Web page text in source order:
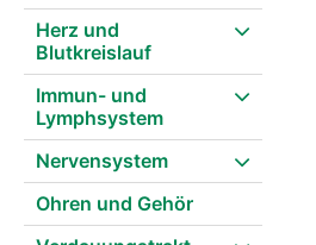
Herz und
Blutkreislauf
Immun- und
Lymphsystem
Nervensystem
Ohren und Gehör